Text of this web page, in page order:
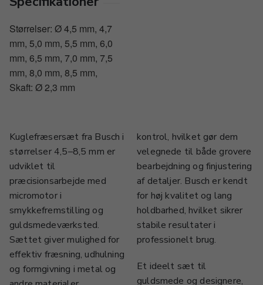
Størrelser: Ø 4,5 mm, 4,7
mm, 5,0 mm, 5,5 mm, 6,0
mm, 6,5 mm, 7,0 mm, 7,5
mm, 8,0 mm, 8,5 mm,
Skaft: Ø 2,3 mm
Kuglefræsersæt fra Busch i
størrelser 4,5–8,5 mm er
udviklet til
præcisionsarbejde med
micromotor i
smykkefremstilling og
guldsmedeværksted.
Sættet giver mulighed for
effektiv fræsning, udhulning
og formgivning i metal og
kontrol, hvilket gør dem
velegnede til både grovere
bearbejdning og finjustering
af detaljer. Busch er kendt
for høj kvalitet og lang
holdbarhed, hvilket sikrer
stabile resultater i
professionelt brug.
Et ideelt sæt til
guldsmede og designere,